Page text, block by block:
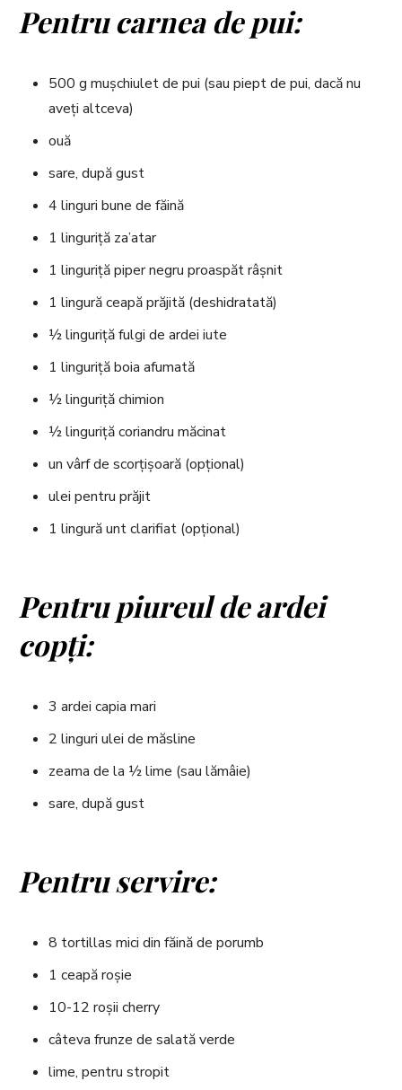
Pentru carnea de pui:
500 g mușchiulet de pui (sau piept de pui, dacă nu
aveți altceva)
ouă
sare, după gust
4 linguri bune de făină
1 linguriță za’atar
1 linguriță piper negru proaspăt râșnit
1 lingură ceapă prăjită (deshidratată)
½ linguriță fulgi de ardei iute
1 linguriță boia afumată
½ linguriță chimion
½ linguriță coriandru măcinat
un vârf de scorțișoară (opțional)
ulei pentru prăjit
1 lingură unt clarifiat (opțional)
Pentru piureul de ardei
copți:
3 ardei capia mari
2 linguri ulei de măsline
zeama de la ½ lime (sau lămâie)
sare, după gust
Pentru servire:
8 tortillas mici din făină de porumb
1 ceapă roșie
10-12 roșii cherry
câteva frunze de salată verde
lime, pentru stropit